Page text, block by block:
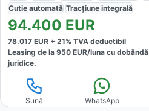
Cutie automată Tracțiune integrală
94.400 EUR
78.017 EUR + 21% TVA deductibil
Leasing de la 950 EUR/luna cu dobăndă
juridice.
Sună WhatsApp